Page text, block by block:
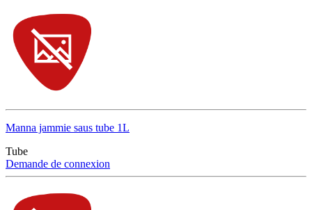
Manna jammie saus tube 1L
Tube
Demande de connexion